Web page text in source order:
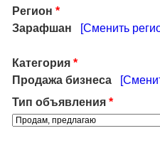
Регион *
Зарафшан
[Сменить
Категория *
Продажа бизнеса
Тип объявления *